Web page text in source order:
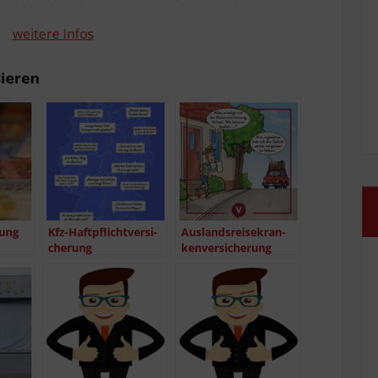
wei­te­re Infos
Kfz-Haf­t­pflich­t­­ver­­­si­
che­rung
Aus­lands­rei­se­kran­
ken­ver­si­che­rung